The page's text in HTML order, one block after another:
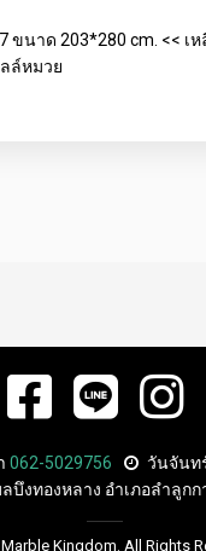
ขนาด 203*280 cm. << เ
ลล์หมวย
062-5029756
วันจันท
บึงทองหลาง อำเภอลำลูก
Kingdom. All Rights